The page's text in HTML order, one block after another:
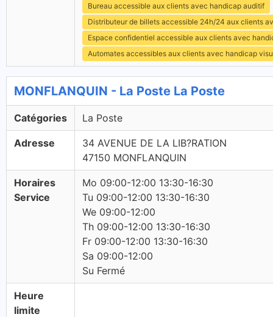
Bureau accessible aux clients avec handicap auditif
Distributeur de billets accessible 24h/24 aux clients
Espace confidentiel accessible aux clients avec
Automates accessibles aux clients avec handicap
MONFLANQUIN - La Poste La Poste
Catégories La Poste
Adresse
34 AVENUE DE LA LIB?RATION
47150 MONFLANQUIN
Horaires
Service
Mo 09:00-12:00 13:30-16:30
Tu 09:00-12:00 13:30-16:30
We 09:00-12:00
Th 09:00-12:00 13:30-16:30
Fr 09:00-12:00 13:30-16:30
Sa 09:00-12:00
Su Fermé
Heure
limite